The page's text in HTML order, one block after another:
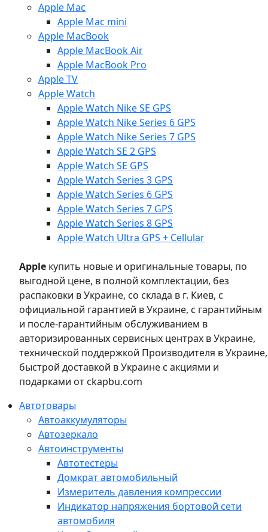
Apple Mac
Apple Mac mini
Apple MacBook
Apple MacBook Air
Apple MacBook Pro
Apple TV
Apple Watch
Apple Watch Nike SE GPS
Apple Watch Nike Series 6 GPS
Apple Watch Nike Series 7 GPS
Apple Watch SE 2 GPS
Apple Watch SE GPS
Apple Watch Series 3 GPS
Apple Watch Series 6 GPS
Apple Watch Series 7 GPS
Apple Watch Series 8 GPS
Apple Watch Ultra GPS + Cellular
Apple купить новые и оригинальные товары, по
выгодной цене, в полной комплектации, без
распаковки в Украине, со склада в г. Киев, с
официальной гарантией в Украине, с гарантийным
и после-гарантийным обслуживанием в
авторизированных сервисных центрах в Украине,
технической поддержкой Производителя в Украине,
быстрой доставкой в Украине с акциями и
подарками от ckapbu.com
Автотовары
Автоаккумуляторы
Автозеркало
Автоинструменты
Автотестеры
Домкрат автомобильный
Измеритель давления компрессии
Индикатор напряжения бортовой сети
автомобиля